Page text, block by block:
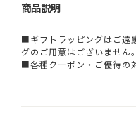
商品説明
■ギフトラッピングはご遠
グのご用意はございません
■各種クーポン・ご優待の